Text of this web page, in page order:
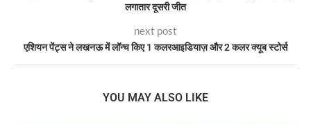
लगातार दूसरी जीत
next post
एशियन पेंट्स ने लखनऊ में लॉन्च किए 1 कलरआइडियाज़ और 2 कलर क्यूब स्टोर्स
YOU MAY ALSO LIKE